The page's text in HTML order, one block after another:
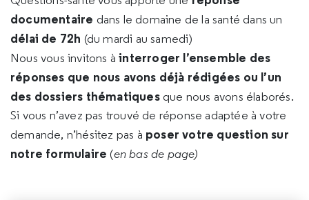
documentaire dans le domaine de la santé dans un
délai de 72h (du mardi au samedi)
Nous vous invitons àinterroger l’ensemble des
réponses que nous avons déjà rédigées ou l’un
des dossiers thématiques que nous avons élaborés.
Si vous n’avez pas trouvé de réponse adaptée à votre
demande, n’hésitez pas à poser votre question sur
notre formulaire (en bas de page)